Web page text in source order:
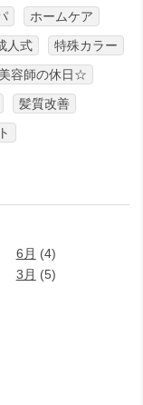
ホームケア
人式
特殊カラー
美容師の休日☆
髪質改善
6月 (4)
3月 (5)